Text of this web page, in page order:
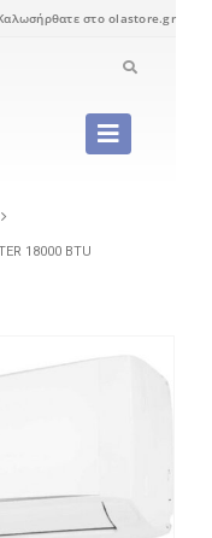
στο olastore.gr
18000 BTU